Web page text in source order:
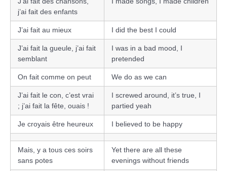
j’ai fait des enfants
J’ai fait au mieux I did the best I could
J’ai fait la gueule, j’ai fait
semblant
I was in a bad mood, I
pretended
On fait comme on peut We do as we can
J’ai fait le con, c’est vrai
; j’ai fait la fête, ouais !
I screwed around, it’s true, I
partied yeah
Je croyais être heureux I believed to be happy
Mais, y a tous ces soirs
sans potes
Yet there are all these
evenings without friends